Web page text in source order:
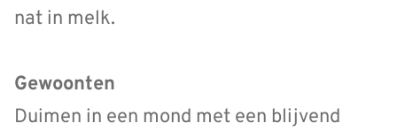
nat in melk.
Gewoonten
Duimen in een mond met een blijvend